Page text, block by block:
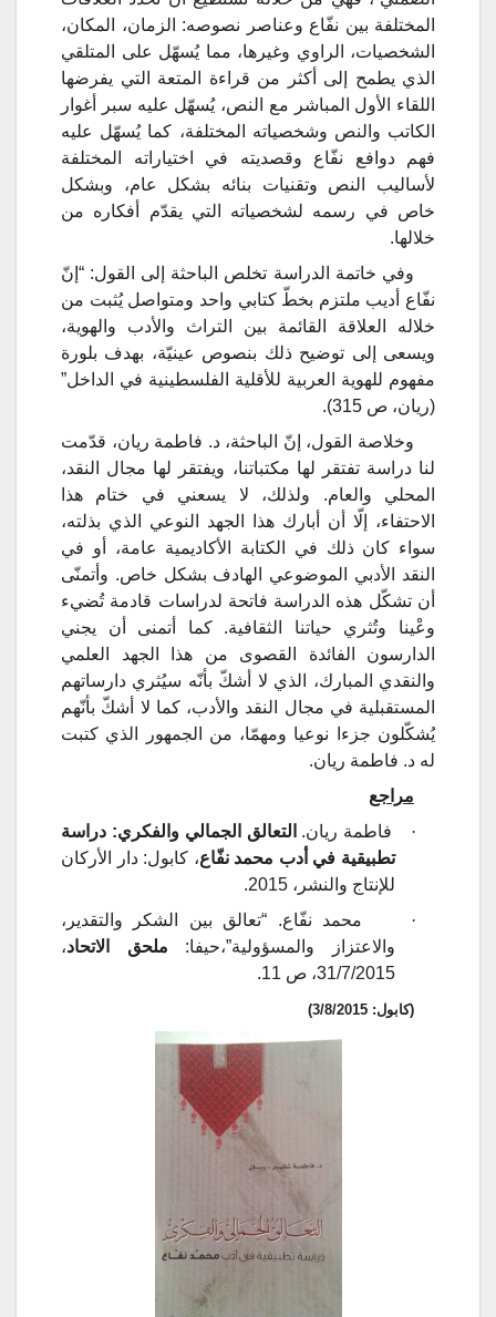
المختلفة بين نفّاع وعناصر نصوصه: الزمان، المكان،
الشخصيات، الراوي وغيرها، مما يُسهّل على المتلقي
الذي يطمح إلى أكثر من قراءة المتعة التي يفرضها
اللقاء الأول المباشر مع النص، يُسهّل عليه سبر أغوار
الكاتب والنص وشخصياته المختلفة، كما يُسهّل عليه
فهم دوافع نفّاع وقصديته في اختياراته المختلفة
لأساليب النص وتقنيات بنائه بشكل عام، وبشكل
خاص في رسمه لشخصياته التي يقدّم أفكاره من
خلالها.
وفي خاتمة الدراسة تخلص الباحثة إلى القول: “إنّ
نفّاع أديب ملتزم بخطّ كتابي واحد ومتواصل يُثبت من
خلاله العلاقة القائمة بين التراث والأدب والهوية،
ويسعى إلى توضيح ذلك بنصوص عينيّة، بهدف بلورة
مفهوم للهوية العربية للأقلية الفلسطينية في الداخل”
(ريان، ص 315).
وخلاصة القول، إنّ الباحثة، د. فاطمة ريان، قدّمت
لنا دراسة تفتقر لها مكتباتنا، ويفتقر لها مجال النقد،
المحلي والعام. ولذلك، لا يسعني في ختام هذا
الاحتفاء، إلّا أن أبارك هذا الجهد النوعي الذي بذلته،
سواء كان ذلك في الكتابة الأكاديمية عامة، أو في
النقد الأدبي الموضوعي الهادف بشكل خاص. وأتمنّى
أن تشكّل هذه الدراسة فاتحة لدراسات قادمة تُضيء
وعْينا وتُثري حياتنا الثقافية. كما أتمنى أن يجني
الدارسون الفائدة القصوى من هذا الجهد العلمي
والنقدي المبارك، الذي لا أشكّ بأنّه سيُثري دارساتهم
المستقبلية في مجال النقد والأدب، كما لا أشكّ بأنّهم
يُشكّلون جزءا نوعيا ومهمّا، من الجمهور الذي كتبت
له د. فاطمة ريان.
مراجع
·
فاطمة ريان. التعالق الجمالي والفكري: دراسة
تطبيقية في أدب محمد نفّاع، كابول: دار الأركان
للإنتاج والنشر، 2015.
·
محمد نفّاع. “تعالق بين الشكر
والتقدير،
والاعتزاز
والمسؤولية”،حيفا: ملحق الاتحاد،
31/7/2015، ص 11.
(كابول: 3/8/2015)